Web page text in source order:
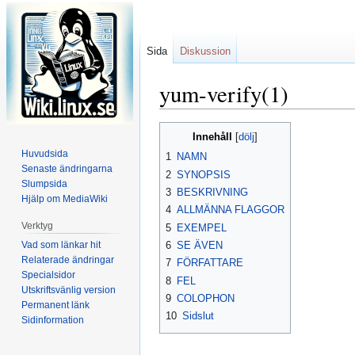
yum-verify(1)
Innehåll
1 NAMN
2 SYNOPSIS
3 BESKRIVNING
4 ALLMÄNNA FLAGGOR
5 EXEMPEL
6 SE ÄVEN
7 FÖRFATTARE
8 FEL
9 COLOPHON
10 Sidslut
Sida Diskussion
Huvudsida
Senaste ändringarna
Slumpsida
Hjälp om MediaWiki
Verktyg
Vad som länkar hit
Relaterade ändringar
Specialsidor
Utskriftsvänlig version
Permanent länk
Sidinformation